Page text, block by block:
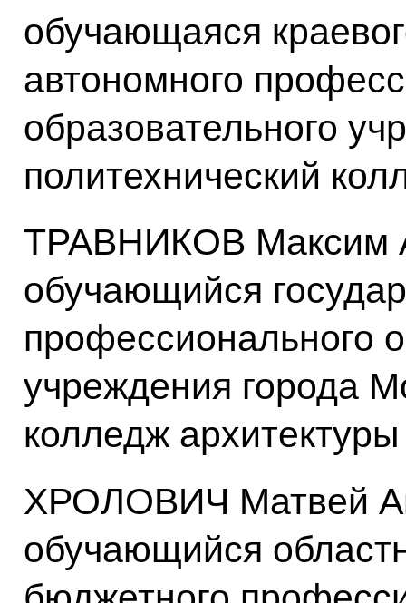
обучающаяся
автономного
образовательного
политехнический
ТРАВНИКОВ Максим
обучающийся
профессионального
учреждения города
колледж
ХРОЛОВИЧ Матвей
обучающийся